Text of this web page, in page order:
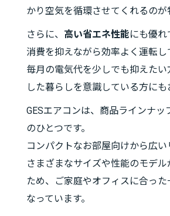
かり空気を循環させてくれるのが
さらに、 高い省エネ性能にも優
消費を抑えながら効率よく運転し
毎月の電気代を少しでも抑えた
した暮らしを意識している方にも
GESエアコンは、商品ラインナッ
のひとつです。
コンパクトなお部屋向けから広い
さまざまなサイズや性能のモデ
ため、ご家庭やオフィスに合った
なっています。